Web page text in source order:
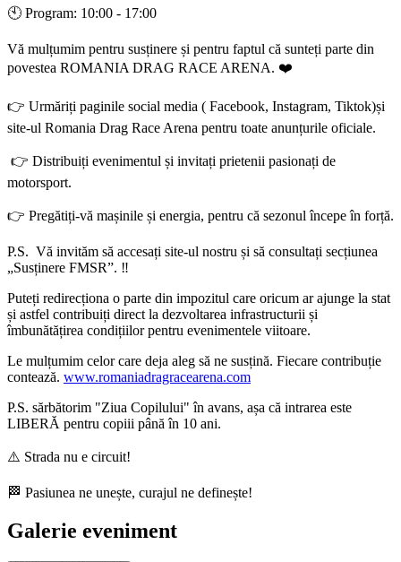
🕙 Program: 10:00 - 17:00
Vă mulțumim pentru susținere și pentru faptul că sunteți parte din
povestea ROMANIA DRAG RACE ARENA. ❤️
👉 Urmăriți paginile social media ( Facebook, Instagram, Tiktok)și
site-ul Romania Drag Race Arena pentru toate anunțurile oficiale.
👉 Distribuiți evenimentul și invitați prietenii pasionați de
motorsport.
👉 Pregătiți-vă mașinile și energia, pentru că sezonul începe în forță.
P.S. Vă invităm să accesați site-ul nostru și să consultați secțiunea
„Susținere FMSR”. ‼️
Puteți redirecționa o parte din impozitul care oricum ar ajunge la stat
și astfel contribuiți direct la dezvoltarea infrastructurii și
îmbunătățirea condițiilor pentru evenimentele viitoare.
Le mulțumim celor care deja aleg să ne susțină. Fiecare contribuție
contează. www.romaniadragracearena.com
P.S. sărbătorim "Ziua Copilului" în avans, așa că intrarea este
LIBERĂ pentru copiii până în 10 ani.
⚠️ Strada nu e circuit!
🏁 Pasiunea ne unește, curajul ne definește!
Galerie eveniment